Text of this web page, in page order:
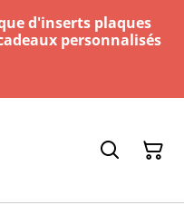
d'inserts plaques
personnalisés